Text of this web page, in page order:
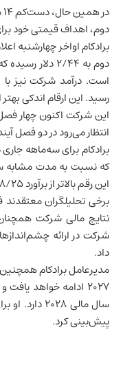
دوم، اهداف قیمتی خود
برادکام اواخر چهارشنبه
رسید. این ارقام اندکی
این شرکت اکنون چهار
انتظار می‌رود در دو فصل
این رقم بالاتر از برآورد ۲۸/۲۵ میلیارد دلاری بازار است.
برخی تحلیلگران معتقدند
نتایج مالی شرکت
شرکت در ارائه
داد.
مدیرعامل برادکام
۲۰۲۷ ادامه خواهد
پیش‌بینی کرد.